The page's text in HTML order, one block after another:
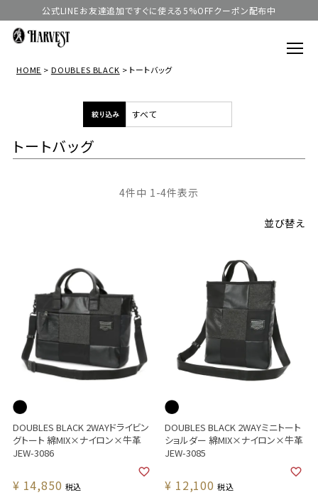
公式LINEお友達追加ですぐに使える5%OFFクーポン配布中
HOME DOUBLES BLACK トートバッグ
トートバッグ
並び替え
4件中 1 -4件表示
DOUBLES BLACK 2WAYドライビン
グトート 綿MIX×ナイロン×牛革
JEW-3086
¥ 14,850 税込
DOUBLES BLACK 2WAYミニトート
ショルダー 綿MIX×ナイロン×牛革
JEW-3085
¥ 12,100 税込